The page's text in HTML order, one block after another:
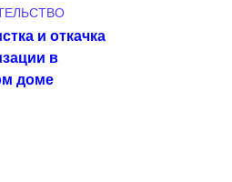
и откачка
в
доме